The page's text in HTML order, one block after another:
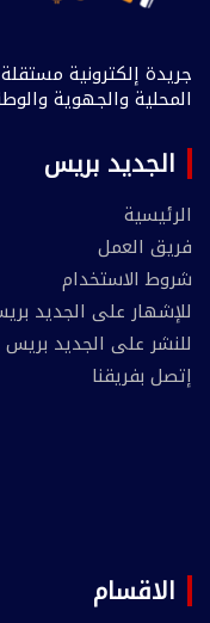
جريدة إلكترونية
المحلية والجهوية
الجديد بريس
الرئيسية
فريق العمل
شروط الاستخدام
للإشهار على الجديد
للنشر على الجديد بريس
إتصل بفريقنا
الاقسام